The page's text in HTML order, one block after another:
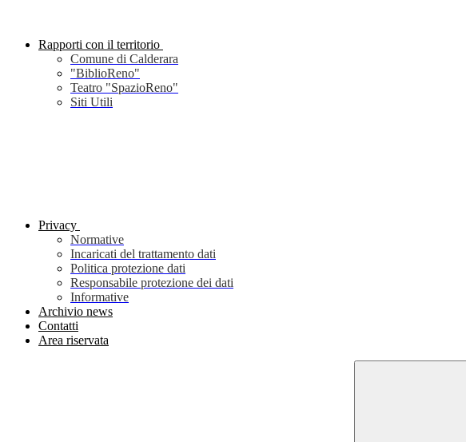
Rapporti con il territorio
Comune di Calderara
"BiblioReno"
Teatro "SpazioReno"
Siti Utili
Privacy
Normative
Incaricati del trattamento dati
Politica protezione dati
Responsabile protezione dei dati
Informative
Archivio news
Contatti
Area riservata